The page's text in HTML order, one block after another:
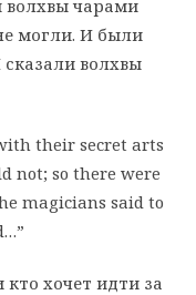
волхвы чарами
могли. И были
волхвы
their secret arts
not; so there were
magicians said to
хочет идти за